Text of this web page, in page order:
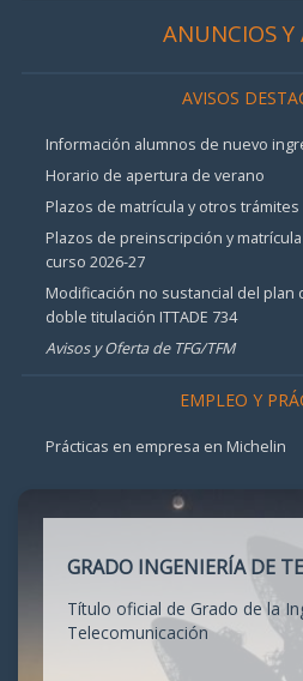
ANUNCIOS Y
AVISOS
Información alumnos de nuevo
Horario de apertura de verano
Plazos de matrícula y otros
Plazos de preinscripción y
curso 2026-27
Modificación no sustancial del
doble titulación ITTADE 734
Avisos y Oferta de TFG/TFM
EMPLEO Y
Prácticas en empresa en Michelin
GRADO INGENIERÍA DE
Título oficial de Grado de la
Telecomunicación